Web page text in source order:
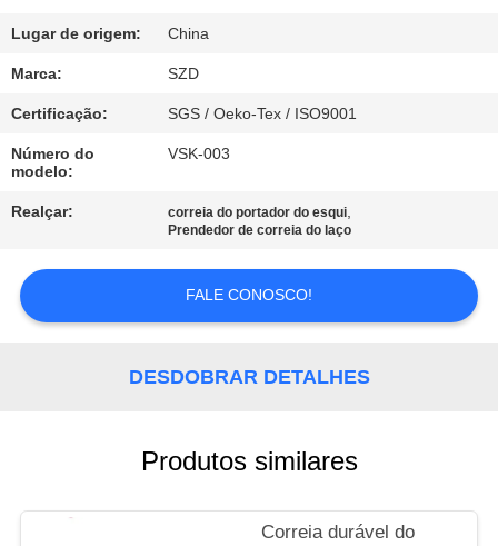
DE
QUALIDADE
CONTACTE-
NOS
SOLICITE UM
ORÇAMENTO
SITE
Lugar de origem: China
Marca: SZD
Certificação: SGS / Oeko-Tex / ISO9001
Número do
modelo:
VSK-003
Realçar: correia do portador do esqui,
Prendedor de correia do laço
FALE CONOSCO!
DESDOBRAR DETALHES
Produtos similares
Correia durável do